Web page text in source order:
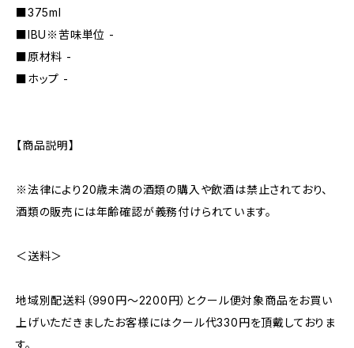
■375ml
■IBU※苦味単位 -
■原材料 -
■ホップ -
【商品説明】
※法律により20歳未満の酒類の購入や飲酒は禁止されており、
酒類の販売には年齢確認が義務付けられています。
＜送料＞
地域別配送料（990円～2200円）とクール便対象商品をお買い
上げいただきましたお客様にはクール代330円を頂戴しておりま
す。